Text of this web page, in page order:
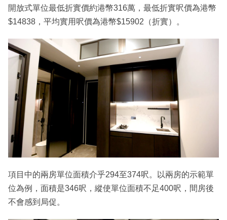
開放式單位最低折實價約港幣316萬，最低折實呎價為港幣
$14838，平均實用呎價為港幣$15902（折實）。
項目中的兩房單位面積介乎294至374呎。以兩房的示範單
位為例，面積是346呎，縱使單位面積不足400呎，間房後
不會感到局促。